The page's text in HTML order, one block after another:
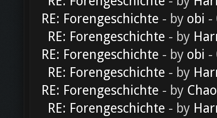
RE: Forengeschichte - by obi -
RE: Forengeschichte - by
RE: Forengeschichte - by obi -
RE: Forengeschichte - by
RE: Forengeschichte - by
RE: Forengeschichte - by